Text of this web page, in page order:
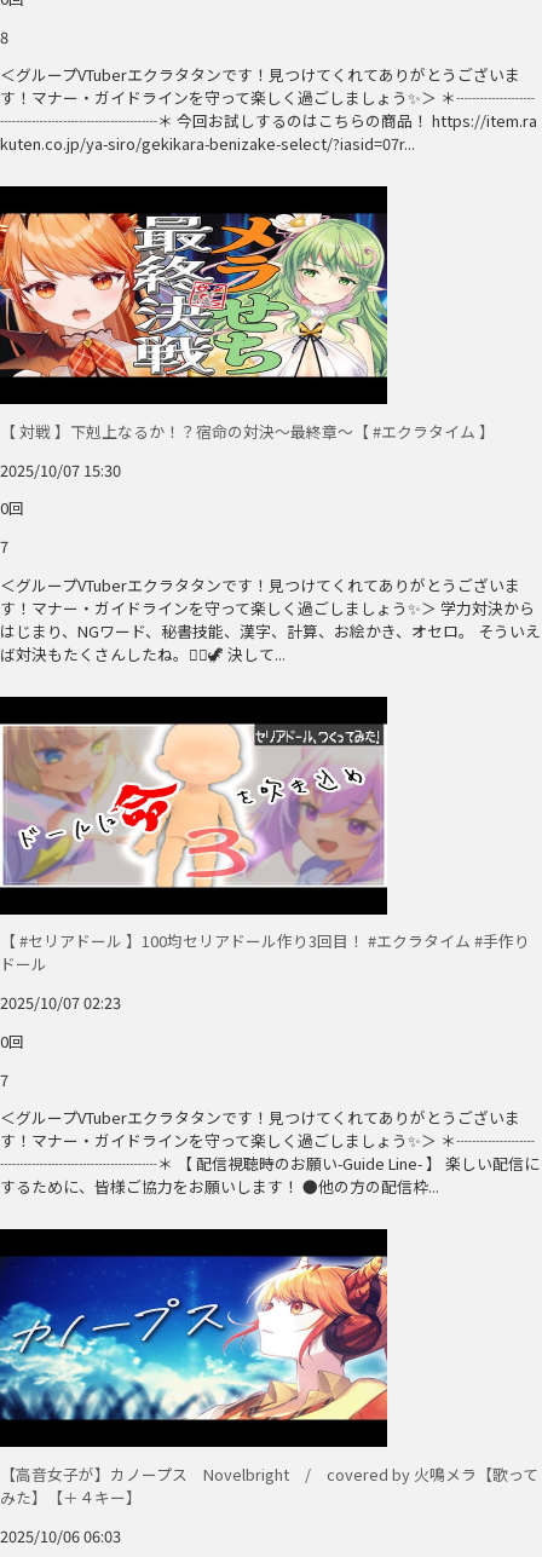
8
＜グループVTuberエクラタタンです！見つけてくれてありがとうございま
す！マナー・ガイドラインを守って楽しく過ごしましょう✨＞ ＊┈┈┈┈┈
┈┈┈┈┈┈┈┈┈┈＊ 今回お試しするのはこちらの商品！ https://item.ra
kuten.co.jp/ya-siro/gekikara-benizake-select/?iasid=07r...
【 対戦 】下剋上なるか！？宿命の対決～最終章～【 #エクラタイム 】
2025/10/07 15:30
0回
7
＜グループVTuberエクラタタンです！見つけてくれてありがとうございま
す！マナー・ガイドラインを守って楽しく過ごしましょう✨＞ 学力対決から
はじまり、NGワード、秘書技能、漢字、計算、お絵かき、オセロ。 そういえ
ば対決もたくさんしたね。🧚‍♀️🦖 決して...
【 #セリアドール 】100均セリアドール作り3回目！ #エクラタイム #手作り
ドール
2025/10/07 02:23
0回
7
＜グループVTuberエクラタタンです！見つけてくれてありがとうございま
す！マナー・ガイドラインを守って楽しく過ごしましょう✨＞ ＊┈┈┈┈┈
┈┈┈┈┈┈┈┈┈┈＊ 【 配信視聴時のお願い-Guide Line- 】 楽しい配信に
するために、皆様ご協力をお願いします！ ●他の方の配信枠...
【高音女子が】カノープス Novelbright / covered by 火鳴メラ【歌って
みた】【＋４キー】
2025/10/06 06:03